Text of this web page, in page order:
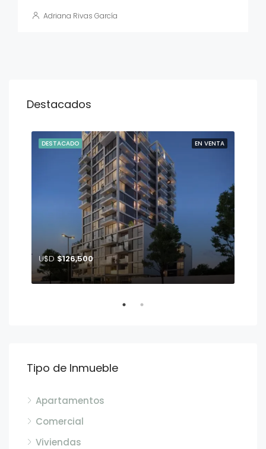
Adriana Rivas García
Destacados
EN VENTA
DESTACADO
U$D $126,500
Tipo de Inmueble
Apartamentos
Comercial
Viviendas